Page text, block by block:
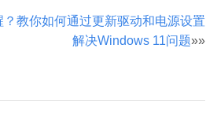
教你如何通过更新驱动和电源设置
解决Windows 11问题»»